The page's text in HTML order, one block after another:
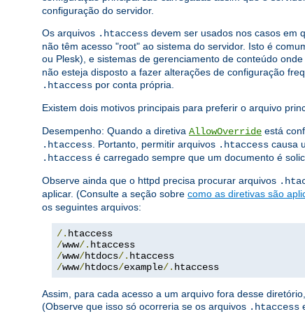
configuração do servidor.
Os arquivos .htaccess devem ser usados ​​nos casos em
não têm acesso "root" ao sistema do servidor. Isto é
ou Plesk), e sistemas de gerenciamento de conteúdo
não esteja disposto a fazer alterações de configuração
.htaccess por conta própria.
Existem dois motivos principais para preferir o arquivo
Desempenho: Quando a diretiva AllowOverride está
.htaccess. Portanto, permitir arquivos .htaccess causa
.htaccess é carregado sempre que um documento é
Observe ainda que o httpd precisa procurar arquivos
aplicar. (Consulte a seção sobre como as diretivas são
os seguintes arquivos:
/.
/www/.
/www/htdocs/.
/www/htdocs/example/. htaccess
Assim, para cada acesso a um arquivo fora desse
(Observe que isso só ocorreria se os arquivos .htaccess